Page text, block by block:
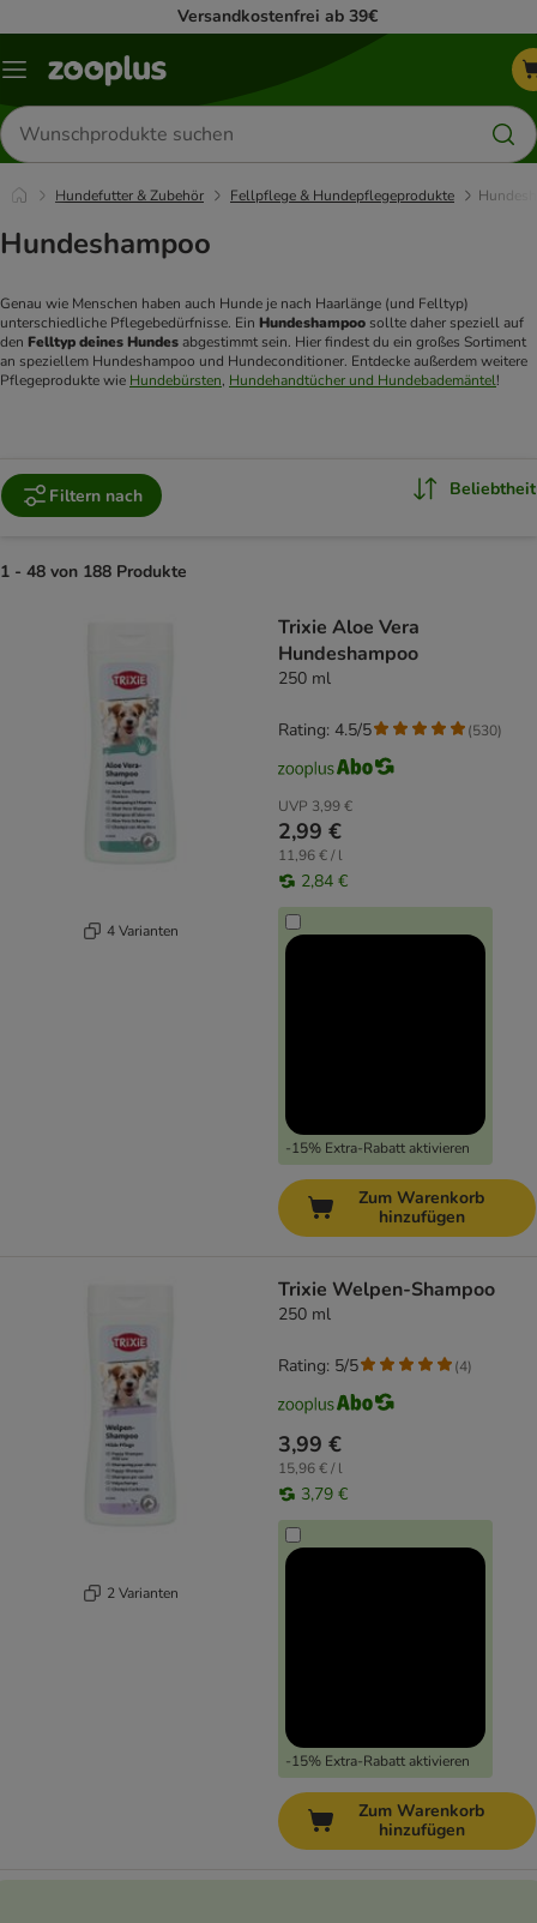
Versandkostenfrei ab 39€
Menü
Produkte
suchen
Hundefutter & Zubehör Fellpflege & Hundepflegeprodukte
Hundeshampoo
Genau wie Menschen haben auch Hunde je nach Haarlänge (und Felltyp)
unterschiedliche Pflegebedürfnisse. Ein Hundeshampoo sollte daher speziell auf
den Felltyp deines Hundes abgestimmt sein. Hier findest du ein großes Sortiment
an speziellem Hundeshampoo und Hundeconditioner. Entdecke außerdem weitere
Pflegeprodukte wie Hundebürsten, Hundehandtücher und Hundebademäntel
Filtern nach Beliebtheit
1 - 48 von 188 Produkte
4 Varianten
Trixie Aloe Vera
Hundeshampoo
250 ml
UVP 3,99 €
2,99 €
11,96 € / l
2,84 €
-15% Extra-Rabatt aktivieren
Rating: 4.5/5 (530)
Zum Warenkorb
hinzufügen
2 Varianten
Trixie Welpen-Shampoo
250 ml
3,99 €
15,96 € / l
3,79 €
-15% Extra-Rabatt aktivieren
Rating: 5/5 (4)
Zum Warenkorb
hinzufügen